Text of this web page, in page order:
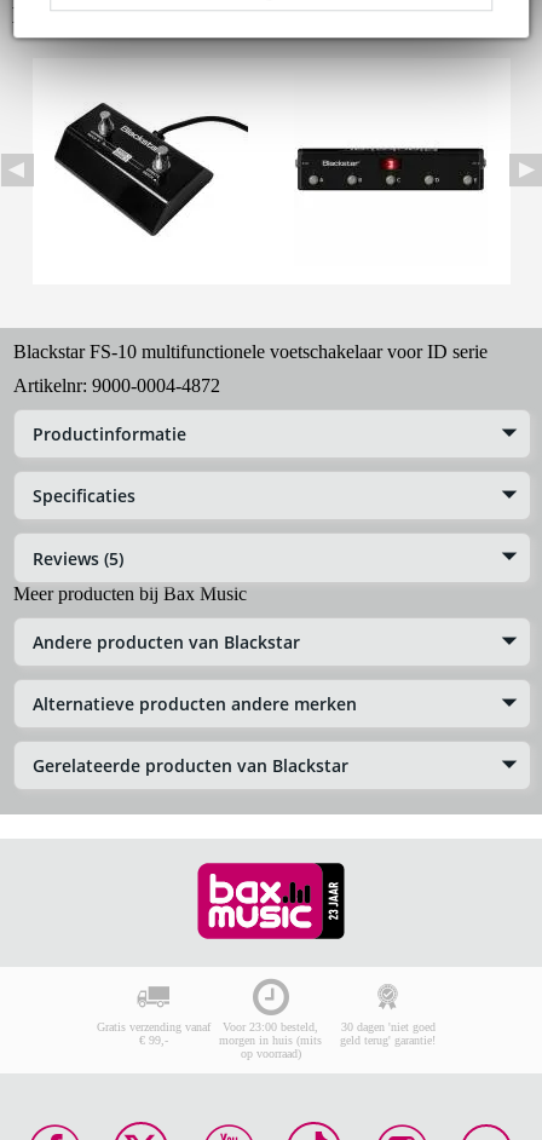
Bekijk ook eens (2)
Blackstar FS-10 multifunctionele voetschakelaar voor ID serie
Artikelnr: 9000-0004-4872
Productinformatie
Specificaties
Reviews (5)
Meer producten bij Bax Music
Andere producten van Blackstar
Alternatieve producten andere merken
Gerelateerde producten van Blackstar
Gratis verzending vanaf
€ 99,-
Voor 23:00 besteld,
morgen in huis (mits
op voorraad)
30 dagen 'niet goed
geld terug' garantie!